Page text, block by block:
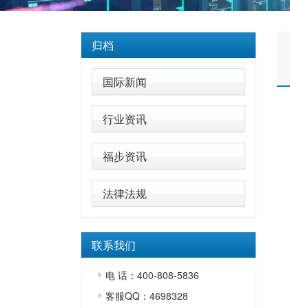
归档
国际新闻
行业资讯
福步资讯
法律法规
联系我们
电 话：400-808-5836
客服QQ：4698328